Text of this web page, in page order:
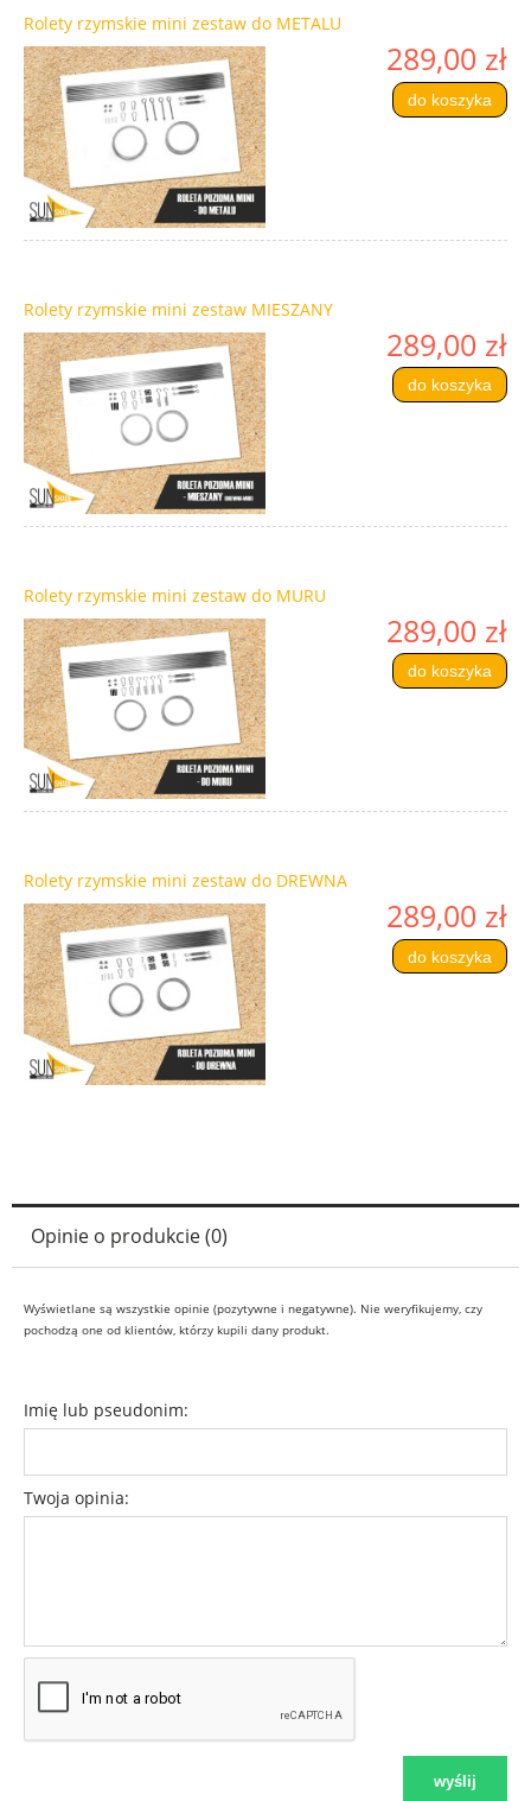
Rolety rzymskie mini zestaw do METALU
289,00 zł
do koszyka
Rolety rzymskie mini zestaw MIESZANY
289,00 zł
do koszyka
Rolety rzymskie mini zestaw do MURU
289,00 zł
do koszyka
Rolety rzymskie mini zestaw do DREWNA
289,00 zł
do koszyka
Opinie o produkcie (0)
Wyświetlane są wszystkie opinie (pozytywne i negatywne). Nie weryfikujemy, czy
pochodzą one od klientów, którzy kupili dany produkt.
Imię lub pseudonim:
Twoja opinia:
wyślij